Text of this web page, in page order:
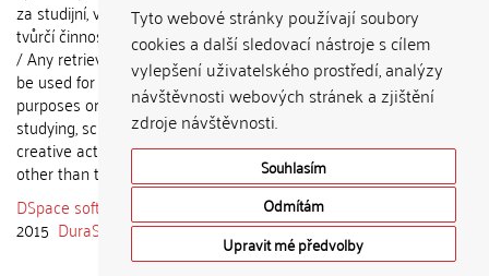
Tyto webové stránky používají soubory
cookies a další sledovací nástroje s cílem
vylepšení uživatelského prostředí, analýzy
návštěvnosti webových stránek a zjištění
zdroje návštěvnosti.
Souhlasím
Odmítám
Upravit mé předvolby
za studijní, vědeckou nebo jinou
tvůrčí činnost jiné osoby než autora.
/ Any retrieved information shall not
be used for any commercial
purposes or claimed as results of
studying, scientific or any other
creative activities of any person
other than the author.
DSpace software
copyright © 2002-
2015 DuraSpace